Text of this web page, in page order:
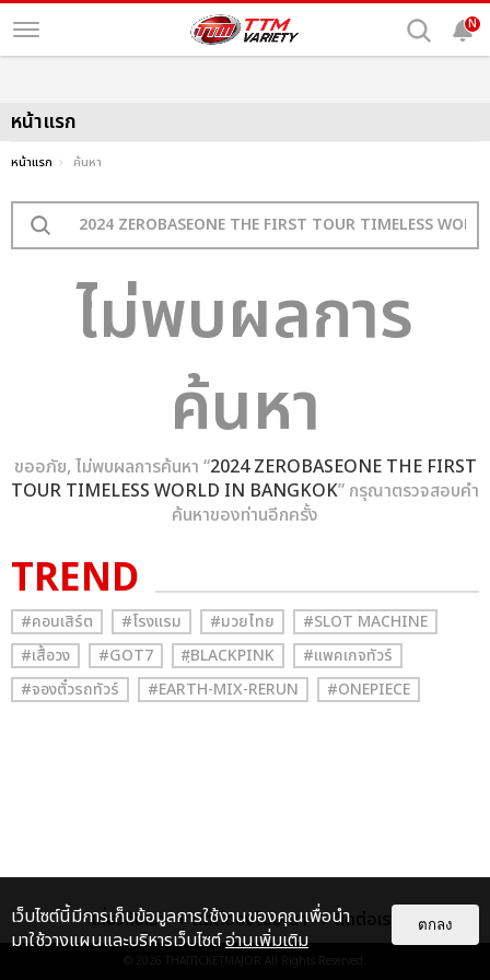
N
หน้าแรก
หน้าแรก ค้นหา
ไม่พบผลการ
ค้นหา
ขออภัย, ไม่พบผลการค้นหา “2024 ZEROBASEONE THE FIRST
TOUR TIMELESS WORLD IN BANGKOK” กรุณาตรวจสอบคำ
ค้นหาของท่านอีกครั้ง
TREND
#คอนเสิร์ต #โรงแรม #มวยไทย
#SLOT MACHINE
#เสื้อวง
#GOT7 #ฺBLACKPINK
#แพคเกจทัวร์
#จองตั๋วรถทัวร์
#EARTH-MIX-RERUN #ONEPIECE
เกี่ยวกับเรา ติดต่อลงโฆษณา ติดต่อเรา
© 2026 THAITICKETMAJOR All Rights Reserved.
เว็บไซต์นี้มีการเก็บข้อมูลการใช้งานของคุณเพื่อนำ
มาใช้วางแผนและบริหารเว็บไซต์อ่านเพิ่มเติม
ตกลง